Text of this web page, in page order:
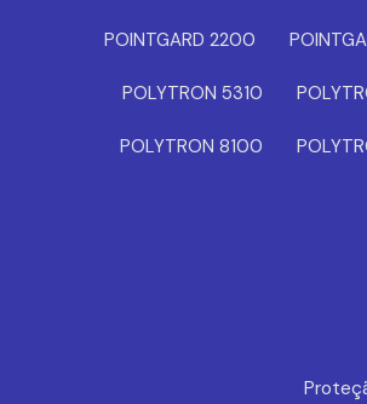
POINTGARD 2200
POLYTRON 5310
POLYTRON 8100